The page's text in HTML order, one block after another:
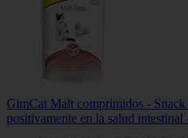
GimCat Malt comprimidos -
positivamente en la salud